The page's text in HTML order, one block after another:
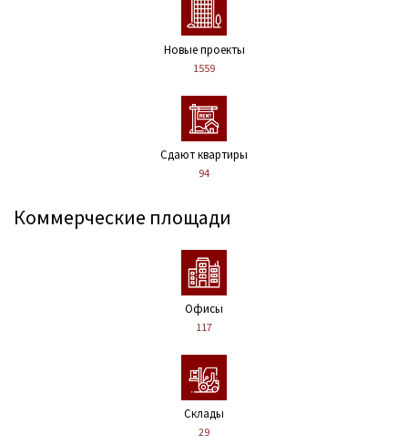
Новые проекты
1559
Сдают квартиры
94
Коммерческие площади
Офисы
117
Склады
29